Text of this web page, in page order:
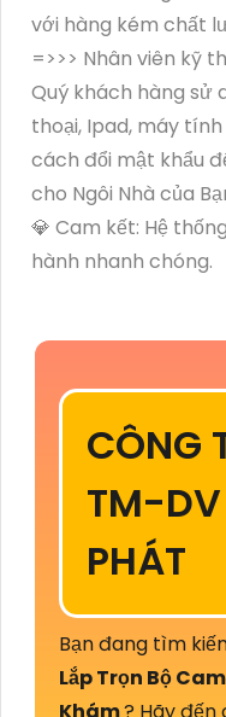
với hàng kém chất
=>>> Nhân viên kỹ
Quý khách hàng sử
thoại, Ipad, máy
cách đổi mật khẩu
cho Ngôi Nhà của
💎 Cam kết: Hệ
hành nhanh chóng.
CÔNG
TM-DV
PHÁT
Bạn đang tìm
Lắp Trọn Bộ
Khám? Hãy đến